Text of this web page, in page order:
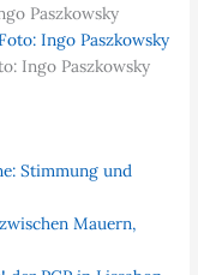
Paszkowsky
Ingo Paszkowsky
Stimmung und
Mauern,